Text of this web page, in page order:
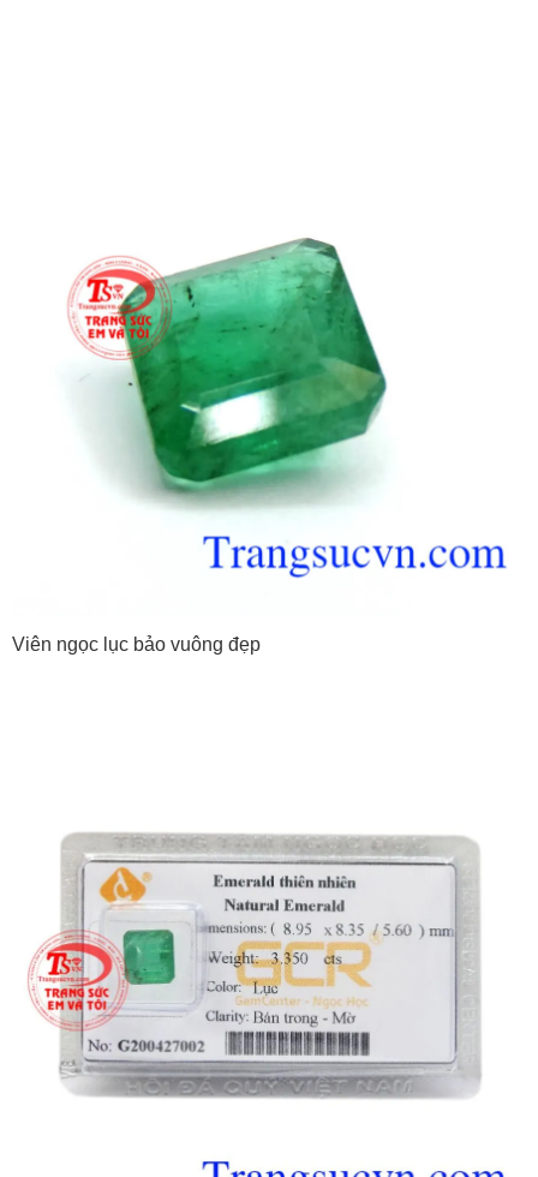
Viên ngọc lục bảo vuông đẹp